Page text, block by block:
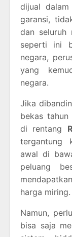
dijual dalam
garansi,
dan seluruh
seperti ini
negara,
yang
negara.
Jika
bekas tahun
di rentang
tergantung
awal di
peluang
harga miring.
Namun,
bisa saja